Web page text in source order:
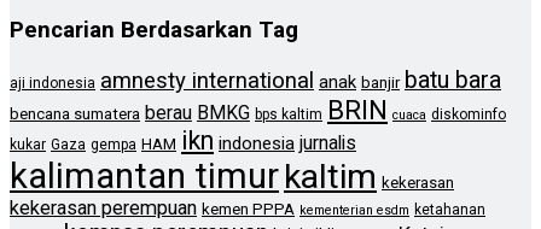
Pencarian Berdasarkan Tag
aji indonesia amnesty international anak banjir batu bara
bencana sumatera berau BMKG bps kaltim BRIN cuaca diskominfo
kukar Gaza gempa HAM ikn indonesia jurnalis
kalimantan timurkaltim kekerasan
kekerasan perempuan kemen PPPA kementerian esdm ketahanan